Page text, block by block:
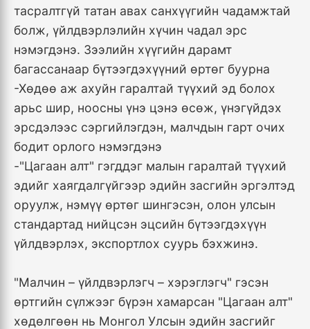
тасралтгүй татан авах санхүүгийн чадамжтай
болж, үйлдвэрлэлийн хүчин чадал эрс
нэмэгдэнэ. Зээлийн хүүгийн дарамт
багассанаар бүтээгдэхүүний өртөг буурна
-Хөдөө аж ахуйн гаралтай түүхий эд болох
арьс шир, ноосны үнэ цэнэ өсөж, үнэгүйдэх
эрсдэлээс сэргийлэгдэн, малчдын гарт очих
бодит орлого нэмэгдэнэ
-"Цагаан алт" гэгддэг малын гаралтай түүхий
эдийг хаягдалгүйгээр эдийн засгийн эргэлтэд
оруулж, нэмүү өртөг шингэсэн, олон улсын
стандартад нийцсэн эцсийн бүтээгдэхүүн
үйлдвэрлэх, экспортлох суурь бэхжинэ.
"Малчин – үйлдвэрлэгч – хэрэглэгч" гэсэн
өртгийн сүлжээг бүрэн хамарсан "Цагаан алт"
хөдөлгөөн нь Монгол Улсын эдийн засгийг